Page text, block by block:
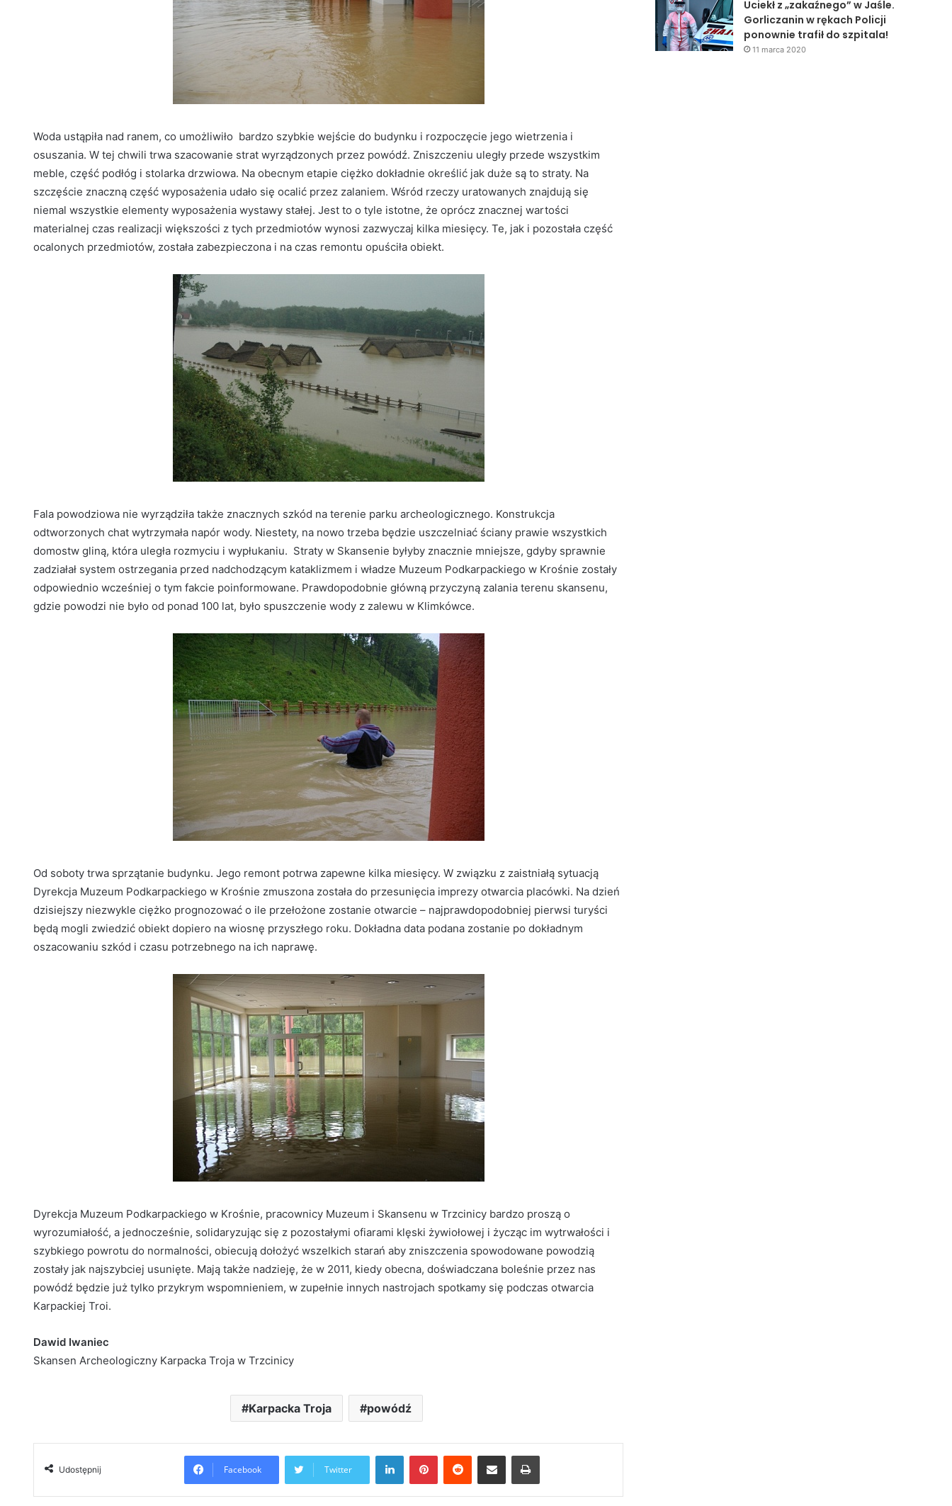
Woda ustąpiła nad ranem, co umożliwiło bardzo szybkie wejście do budynku i rozpoczęcie jego wietrzenia i
osuszania. W tej chwili trwa szacowanie strat wyrządzonych przez powódź. Zniszczeniu uległy przede wszystkim
meble, część podłóg i stolarka drzwiowa. Na obecnym etapie ciężko dokładnie określić jak duże są to straty. Na
szczęście znaczną część wyposażenia udało się ocalić przez zalaniem. Wśród rzeczy uratowanych znajdują się
niemal wszystkie elementy wyposażenia wystawy stałej. Jest to o tyle istotne, że oprócz znacznej wartości
materialnej czas realizacji większości z tych przedmiotów wynosi zazwyczaj kilka miesięcy. Te, jak i pozostała część
ocalonych przedmiotów, została zabezpieczona i na czas remontu opuściła obiekt.
Fala powodziowa nie wyrządziła także znacznych szkód na terenie parku archeologicznego. Konstrukcja
odtworzonych chat wytrzymała napór wody. Niestety, na nowo trzeba będzie uszczelniać ściany prawie wszystkich
domostw gliną, która uległa rozmyciu i wypłukaniu. Straty w Skansenie byłyby znacznie mniejsze, gdyby sprawnie
zadziałał system ostrzegania przed nadchodzącym kataklizmem i władze Muzeum Podkarpackiego w Krośnie zostały
odpowiednio wcześniej o tym fakcie poinformowane. Prawdopodobnie główną przyczyną zalania terenu skansenu,
gdzie powodzi nie było od ponad 100 lat, było spuszczenie wody z zalewu w Klimkówce.
Od soboty trwa sprzątanie budynku. Jego remont potrwa zapewne kilka miesięcy. W związku z zaistniałą sytuacją
Dyrekcja Muzeum Podkarpackiego w Krośnie zmuszona została do przesunięcia imprezy otwarcia placówki. Na dzień
dzisiejszy niezwykle ciężko prognozować o ile przełożone zostanie otwarcie – najprawdopodobniej pierwsi turyści
będą mogli zwiedzić obiekt dopiero na wiosnę przyszłego roku. Dokładna data podana zostanie po dokładnym
oszacowaniu szkód i czasu potrzebnego na ich naprawę.
Dyrekcja Muzeum Podkarpackiego w Krośnie, pracownicy Muzeum i Skansenu w Trzcinicy bardzo proszą o
wyrozumiałość, a jednocześnie, solidaryzując się z pozostałymi ofiarami klęski żywiołowej i życząc im wytrwałości i
szybkiego powrotu do normalności, obiecują dołożyć wszelkich starań aby zniszczenia spowodowane powodzią
zostały jak najszybciej usunięte. Mają także nadzieję, że w 2011, kiedy obecna, doświadczana boleśnie przez nas
powódź będzie już tylko przykrym wspomnieniem, w zupełnie innych nastrojach spotkamy się podczas otwarcia
Karpackiej Troi.
Dawid Iwaniec
Skansen Archeologiczny Karpacka Troja w Trzcinicy
Karpacka Troja powódź
Udostępnij Facebook Twitter
LinkedIn
Uciekł z „zakaźnego” w Jaśle.
Gorliczanin w rękach Policji
ponownie trafił do szpitala!
11 marca 2020